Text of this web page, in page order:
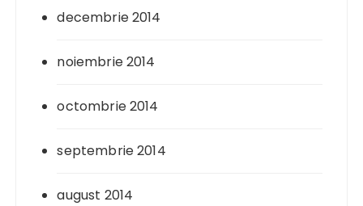
decembrie 2014
noiembrie 2014
octombrie 2014
septembrie 2014
august 2014